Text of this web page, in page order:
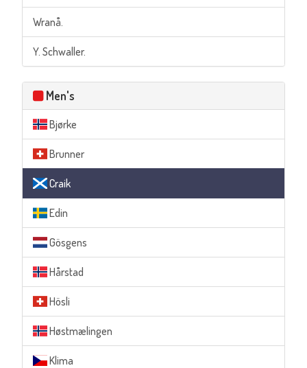
Wranå.
Y. Schwaller.
Men's
Bjørke
Brunner
Craik
Edin
Gösgens
Hårstad
Hösli
Høstmælingen
Klima